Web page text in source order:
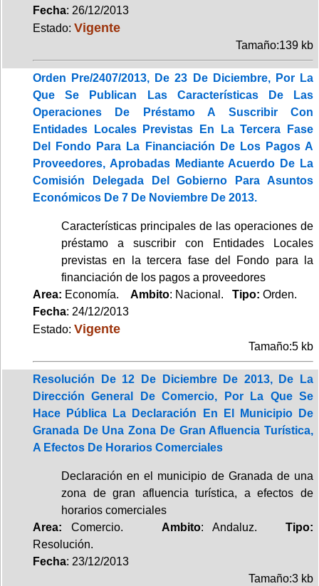
Fecha: 26/12/2013
Estado: Vigente
Tamaño:139 kb
Orden Pre/2407/2013, De 23 De Diciembre, Por La
Que Se Publican Las Características De Las
Operaciones De Préstamo A Suscribir Con
Entidades Locales Previstas En La Tercera Fase
Del Fondo Para La Financiación De Los Pagos A
Proveedores, Aprobadas Mediante Acuerdo De La
Comisión Delegada Del Gobierno Para Asuntos
Económicos De 7 De Noviembre De 2013.
Características principales de las operaciones de
préstamo a suscribir con Entidades Locales
previstas en la tercera fase del Fondo para la
financiación de los pagos a proveedores
Area: Economía. Ambito: Nacional. Tipo: Orden.
Fecha: 24/12/2013
Estado: Vigente
Tamaño:5 kb
Resolución De 12 De Diciembre De 2013, De La
Dirección General De Comercio, Por La Que Se
Hace Pública La Declaración En El Municipio De
Granada De Una Zona De Gran Afluencia Turística,
A Efectos De Horarios Comerciales
Declaración en el municipio de Granada de una
zona de gran afluencia turística, a efectos de
horarios comerciales
Area: Comercio. Ambito: Andaluz.Tipo:
Resolución.
Fecha: 23/12/2013
Tamaño:3 kb